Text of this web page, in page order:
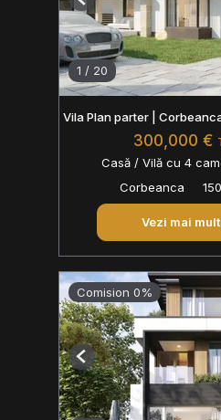
1 / 20
Previous
Vila Plan parter |
300,000 €
Casă / Vilă cu 4
Corbeanca
Vezi mai
Comision 0%
Previous